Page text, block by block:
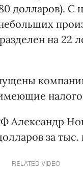
долларов). С
на 22
Александр
за
RELATED VIDEO